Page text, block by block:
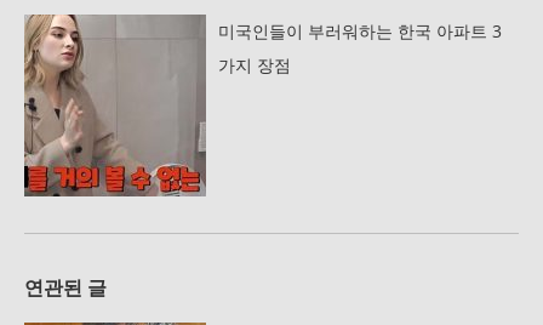
미국인들이 부러워하는 한국 아파트 3
가지 장점
연관된 글